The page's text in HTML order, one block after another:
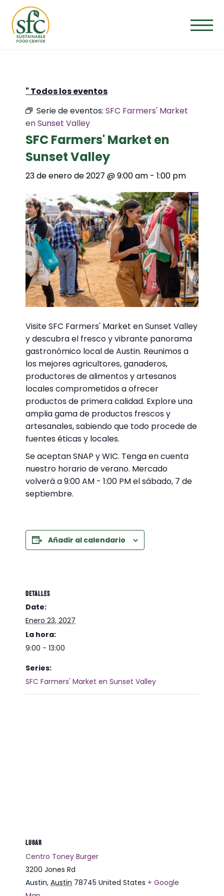
contenido
" Todos los eventos
Serie de eventos:SFC Farmers' Market
en Sunset Valley
SFC Farmers' Market en
Sunset Valley
23 de enero de 2027 @ 9:00 am -1:00 pm
Visite SFC Farmers' Market en Sunset Valley
y descubra el fresco y vibrante panorama
gastronómico local de Austin. Reunimos a
los mejores agricultores, ganaderos,
productores de alimentos y artesanos
locales comprometidos a ofrecer
productos de primera calidad. Explore una
amplia gama de productos frescos y
artesanales, sabiendo que todo procede de
fuentes éticas y locales.
Se aceptan SNAP y WIC. Tenga en cuenta
nuestro horario de verano. Mercado
volverá a 9:00 AM - 1:00 PM el sábado, 7 de
septiembre.
Añadir al calendario
DETALLES
Date:
Enero 23, 2027
La hora:
9:00 - 13:00
Series:
SFC Farmers' Market en Sunset Valley
LUGAR
Centro Toney Burger
3200 Jones Rd
Austin, Austin 78745 United States + Google